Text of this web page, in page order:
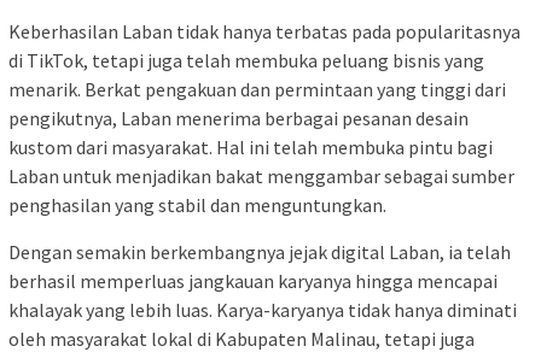
Keberhasilan Laban tidak hanya terbatas pada popularitasnya
di TikTok, tetapi juga telah membuka peluang bisnis yang
menarik. Berkat pengakuan dan permintaan yang tinggi dari
pengikutnya, Laban menerima berbagai pesanan desain
kustom dari masyarakat. Hal ini telah membuka pintu bagi
Laban untuk menjadikan bakat menggambar sebagai sumber
penghasilan yang stabil dan menguntungkan.
Dengan semakin berkembangnya jejak digital Laban, ia telah
berhasil memperluas jangkauan karyanya hingga mencapai
khalayak yang lebih luas. Karya-karyanya tidak hanya diminati
oleh masyarakat lokal di Kabupaten Malinau, tetapi juga